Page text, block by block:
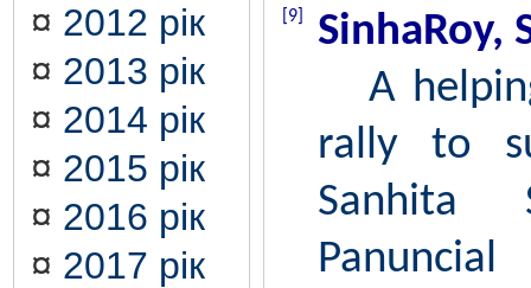
¤ 2012 рік
¤ 2013 рік
¤ 2014 рік
¤ 2015 рік
¤ 2016 рік
¤ 2017 рік
[9]
SinhaRoy,
A
rally to
Sanhita